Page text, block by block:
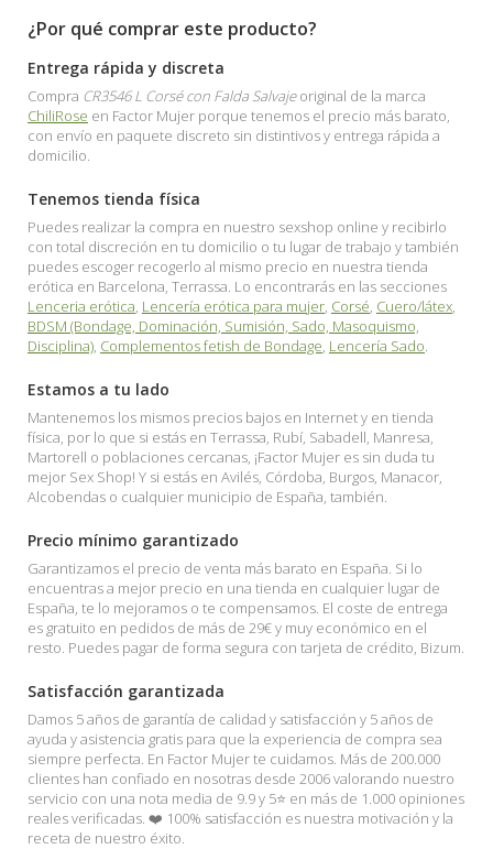
¿Por qué comprar este producto?
Entrega rápida y discreta
Compra CR3546 L Corsé con Falda Salvajeoriginal de la marca
ChiliRose en Factor Mujer porque tenemos el precio más barato,
con envío en paquete discreto sin distintivos y entrega rápida a
domicilio.
Tenemos tienda física
Puedes realizar la compra en nuestro sexshop online y recibirlo
con total discreción en tu domicilio o tu lugar de trabajo y también
puedes escoger recogerlo al mismo precio en nuestra tienda
erótica en Barcelona, Terrassa. Lo encontrarás en las secciones
Lenceria erótica, Lencería erótica para mujer, Corsé, Cuero/látex,
BDSM (Bondage, Dominación, Sumisión, Sado, Masoquismo,
Disciplina), Complementos fetish de Bondage, Lencería Sado.
Estamos a tu lado
Mantenemos los mismos precios bajos en Internet y en tienda
física, por lo que si estás en Terrassa, Rubí, Sabadell, Manresa,
Martorell o poblaciones cercanas, ¡Factor Mujer es sin duda tu
mejor Sex Shop! Y si estás en Avilés, Córdoba, Burgos, Manacor,
Alcobendas o cualquier municipio de España, también.
Precio mínimo garantizado
Garantizamos el precio de venta más barato en España. Si lo
encuentras a mejor precio en una tienda en cualquier lugar de
España, te lo mejoramos o te compensamos. El coste de entrega
es gratuito en pedidos de más de 29€ y muy económico en el
resto. Puedes pagar de forma segura con tarjeta de crédito, Bizum.
Satisfacción garantizada
Damos 5 años de garantía de calidad y satisfacción y 5 años de
ayuda y asistencia gratis para que la experiencia de compra sea
siempre perfecta. En Factor Mujer te cuidamos. Más de 200.000
clientes han confiado en nosotras desde 2006 valorando nuestro
servicio con una nota media de 9.9 y 5⭐ en más de 1.000 opiniones
reales verificadas. ❤️ 100% satisfacción es nuestra motivación y la
receta de nuestro éxito.